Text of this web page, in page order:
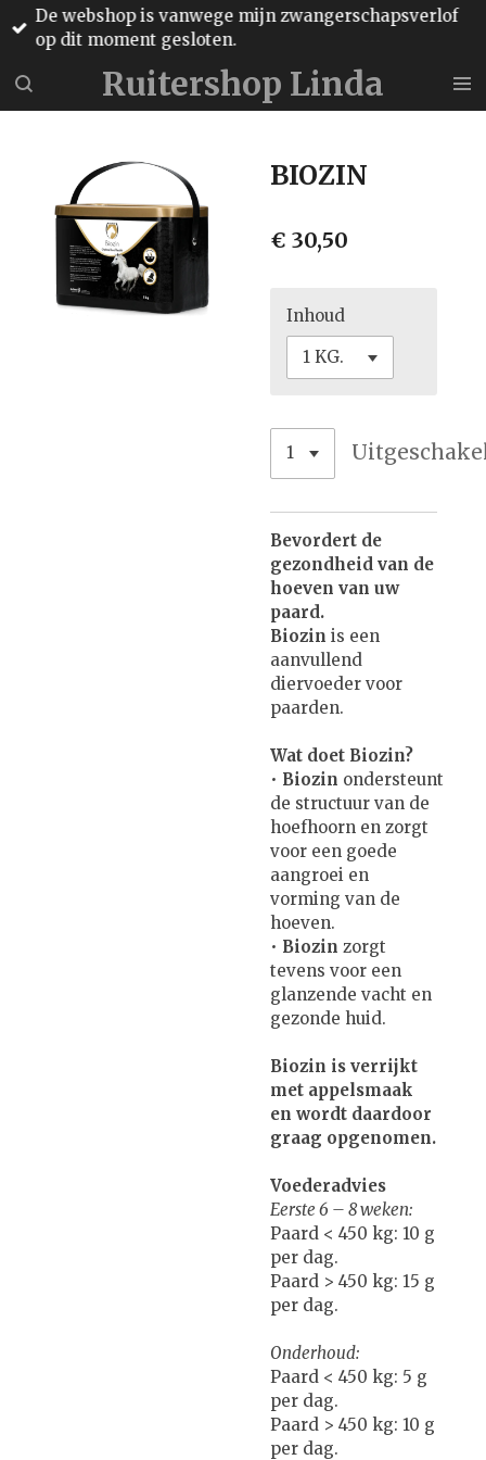
Ga
direct
de
hoofdinhoud
Ruitershop Linda
De webshop is vanwege mijn zwangerschapsverlof
op dit moment gesloten.
BIOZIN
€ 30,50
Inhoud
Bevordert de
gezondheid van de
hoeven van uw
paard.
Biozin is een
aanvullend
diervoeder voor
paarden.
Wat doet Biozin?
• Biozin ondersteunt
de structuur van de
hoefhoorn en zorgt
voor een goede
aangroei en
vorming van de
hoeven.
• Biozin zorgt
tevens voor een
glanzende vacht en
gezonde huid.
Biozin is verrijkt
met appelsmaak
en wordt daardoor
graag opgenomen.
Voederadvies
Eerste 6 – 8 weken:
Paard < 450 kg: 10 g
per dag.
Paard > 450 kg: 15 g
per dag.
Onderhoud:
Paard < 450 kg: 5 g
per dag.
Paard > 450 kg: 10 g
per dag.